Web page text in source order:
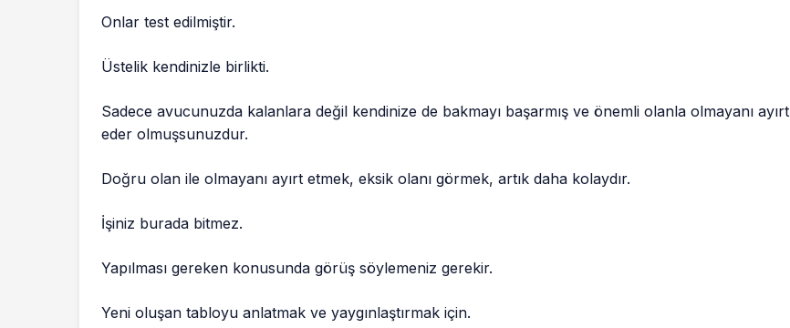
Onlar test edilmiştir.
Üstelik kendinizle birlikti.
Sadece avucunuzda kalanlara değil kendinize de bakmayı başarmış ve önemli olanla olmayanı ayırt
eder olmuşsunuzdur.
Doğru olan ile olmayanı ayırt etmek, eksik olanı görmek, artık daha kolaydır.
İşiniz burada bitmez.
Yapılması gereken konusunda görüş söylemeniz gerekir.
Yeni oluşan tabloyu anlatmak ve yaygınlaştırmak için.